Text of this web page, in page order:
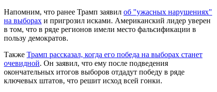
Напомним, что ранее Трамп заявил об "ужасных нарушениях"
на выборах и пригрозил исками. Американский лидер уверен
в том, что в ряде регионов имели место фальсификации в
пользу демократов.
Также Трамп рассказал, когда его победа на выборах станет
очевидной. Он заявил, что ему после подведения
окончательных итогов выборов отдадут победу в ряде
ключевых штатов, что решит исход всей гонки.